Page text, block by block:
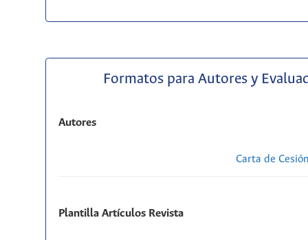
Formatos para Autores y
Autores
Carta de
Plantilla Artículos Revista